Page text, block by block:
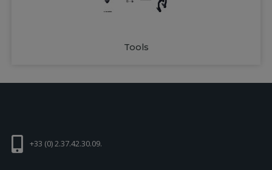
Tools
+33 (0) 2.37.42.30.09.